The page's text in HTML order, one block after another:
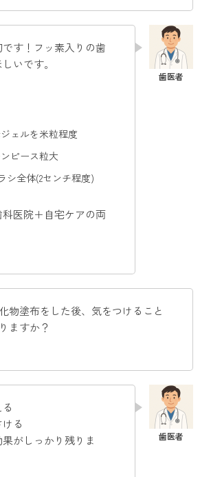
す！フッ素入りの歯
いです。
ェルを米粒程度
ピース粒大
シ全体(2センチ程度)
医院＋自宅ケアの両
物塗布をした後、気をつけること
ますか？
る
がしっかり残りま